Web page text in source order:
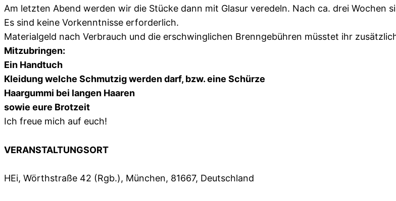
Am letzten Abend werden wir die Stücke dann mit Glasur veredeln. Nach ca. drei Wochen
Es sind keine Vorkenntnisse erforderlich.
Materialgeld nach Verbrauch und die erschwinglichen Brenngebühren müsstet ihr
Mitzubringen:
Ein Handtuch
Kleidung welche Schmutzig werden darf, bzw. eine Schürze
Haargummi bei langen Haaren
sowie eure Brotzeit
Ich freue mich auf euch!
VERANSTALTUNGSORT
HEi, Wörthstraße 42 (Rgb.), München, 81667, Deutschland